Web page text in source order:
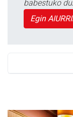
babestuko
Egin